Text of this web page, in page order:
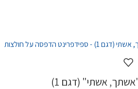
אשתי" (דגם 1)